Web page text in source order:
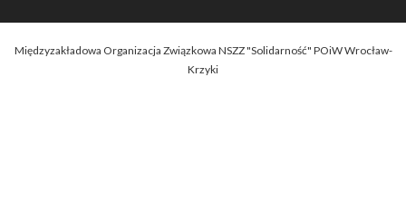
Międzyzakładowa Organizacja Związkowa NSZZ "Solidarność" POiW Wrocław-
Krzyki